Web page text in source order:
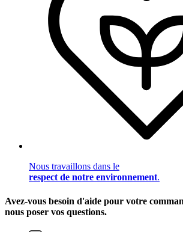
Nous travaillons dans le
respect de notre environnement.
Avez-vous besoin d'aide pour votre
nous poser vos questions.